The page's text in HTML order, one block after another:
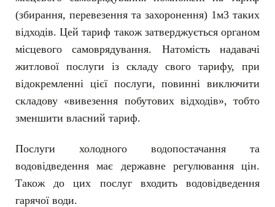
(збирання, перевезення та захоронення) 1м3 таких
відходів. Цей тариф також затверджується органом
місцевого самоврядування. Натомість надавачі
житлової послуги із складу свого тарифу, при
відокремленні цієї послуги, повинні виключити
складову «вивезення побутових відходів», тобто
зменшити власний тариф.
Послуги холодного водопостачання та
водовідведення має державне регулювання цін.
Також до цих послуг входить водовідведення
гарячої води.